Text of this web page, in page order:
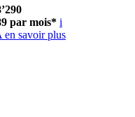
par mois* i
en savoir plus